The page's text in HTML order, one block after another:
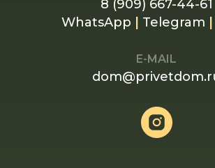
8 (909) 667-44-61
WhatsApp | Telegram |
E-MAIL